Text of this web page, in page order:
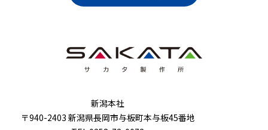
新潟本社
〒940-2403 新潟県長岡市与板町本与板45番地